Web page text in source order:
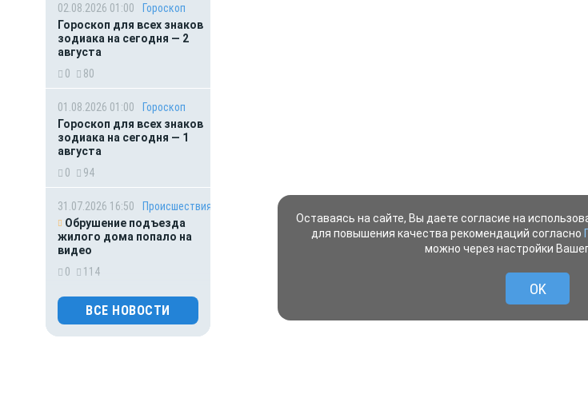
02.08.2026 01:00
Гороскоп
Гороскоп для всех знаков
зодиака на сегодня — 2
августа
0
80
01.08.2026 01:00
Гороскоп
Гороскоп для всех знаков
зодиака на сегодня — 1
августа
0
94
31.07.2026 16:50
Происшествия
Обрушение подъезда
жилого дома попало на
видео
0
114
31.07.2026 15:40
Происшествия
Подростка и 22-летнюю
девушку из России
ВСЕ НОВОСТИ
Оставаясь на сайте, Вы даете согласие на
для повышения качества рекомендаций согласно
можно через настройки
OK